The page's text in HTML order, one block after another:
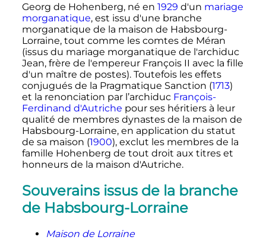
Georg de Hohenberg, né en 1929 d'un mariage
morganatique, est issu d'une branche
morganatique de la maison de Habsbourg-
Lorraine, tout comme les comtes de Méran
(issus du mariage morganatique de l'archiduc
Jean, frère de l'empereur François II avec la fille
d'un maître de postes). Toutefois les effets
conjugués de la Pragmatique Sanction (1713)
et la renonciation par l’archiduc François-
Ferdinand d'Autriche pour ses héritiers à leur
qualité de membres dynastes de la maison de
Habsbourg-Lorraine, en application du statut
de sa maison (1900), exclut les membres de la
famille Hohenberg de tout droit aux titres et
honneurs de la maison d'Autriche.
Souverains issus de la branche
de Habsbourg-Lorraine
Maison de Lorraine